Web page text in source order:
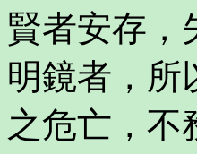
賢者安存，
明鏡者，所
之危亡，不